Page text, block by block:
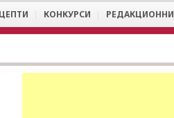
КОНКУРСИ РЕДАКЦИОННИ